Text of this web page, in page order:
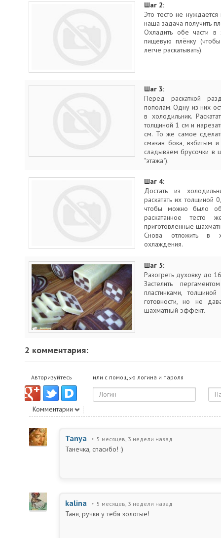
Шаг 2:
Это тесто не
наша задача получить
Охладить обе части в
пищевую плёнку
легче раскатывать).
Шаг 3:
Перед раскаткой
пополам. Одну из них
в холодильник.
толщиной 1 см и
см. То же самое
смазав бока, взбитым
сладываем брусочки в
"этажа").
Шаг 4:
Достать из
раскатать их
чтобы можно было
раскатанное тесто
приготовленные
Снова отложить в
охлаждения.
Шаг 5:
Разогреть духовку до
Застелить
пластинками,
готовности, но не
шахматный эффект.
2 комментария:
Авторизуйтесь или с помощью логина и пароля
Комментарии
Tanya 5 месяцев, 3 недели назад
Танечка, спасибо! :)
kalina 5 месяцев, 3 недели назад
Таня, ручки у тебя золотые!